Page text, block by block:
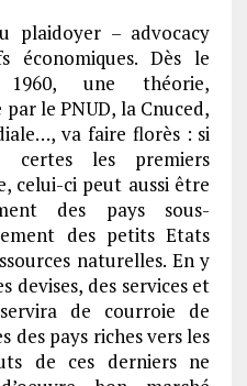
plaidoyer – advocacy
Dès le
une théorie,
le PNUD, la Cnuced,
va faire florès : si
les premiers
celui-ci peut aussi être
des pays sous-
des petits Etats
naturelles. En y
devises, des services et
de courroie de
des pays riches vers les
de ces derniers ne